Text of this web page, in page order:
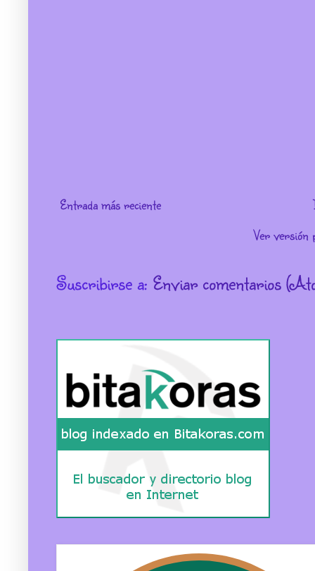
Entrada más reciente
Ver versión
Suscribirse a: Enviar comentarios